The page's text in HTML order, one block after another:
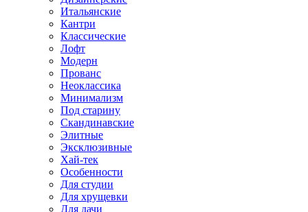
Итальянские
Кантри
Классические
Лофт
Модерн
Прованс
Неоклассика
Минимализм
Под старину
Скандинавские
Элитные
Эксклюзивные
Хай-тек
Особенности
Для студии
Для хрущевки
Для дачи